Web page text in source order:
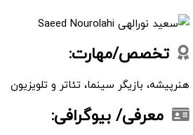
تخصص/مهارت:
هنرپیشه، بازیگر سینما، تئاتر و تلویزیون
معرفی/ بیوگرافی: